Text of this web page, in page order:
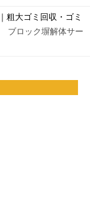
粗大ゴミ回収・ゴミ
ブロック塀解体サー